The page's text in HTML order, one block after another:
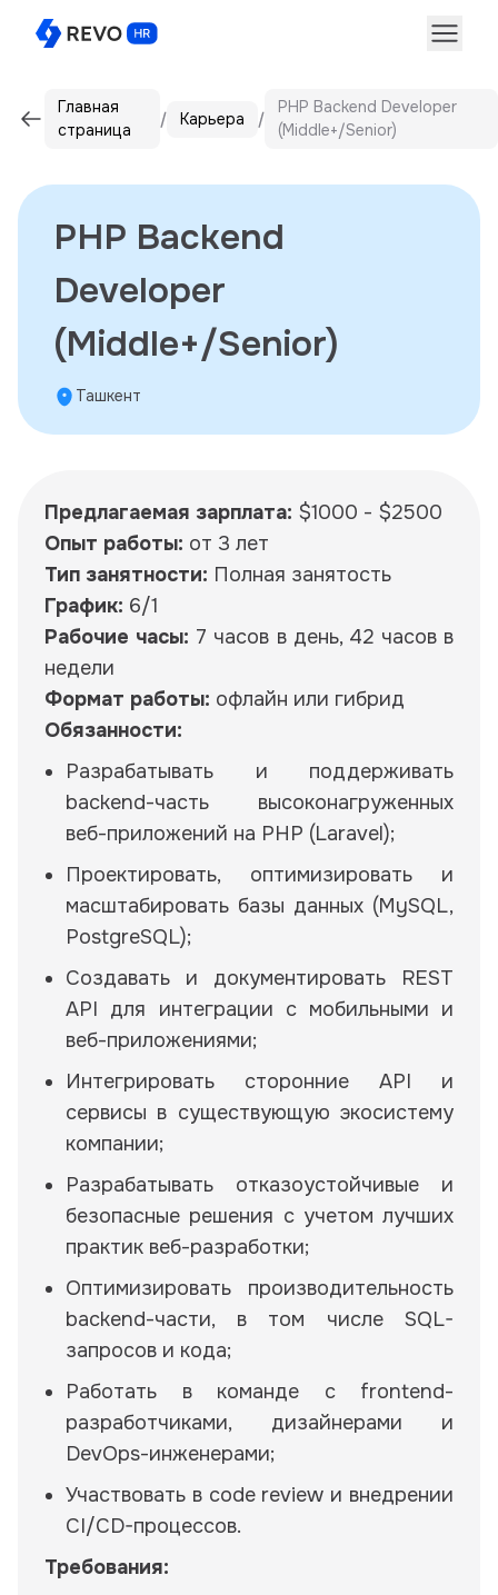
Главная
страница
Карьера
PHP Backend Developer
(Middle+/Senior)
PHP Backend
Developer
(Middle+/Senior)
Ташкент
Предлагаемая зарплата: $1000 - $2500
Опыт работы: от 3 лет
Тип занятности: Полная занятость
График: 6/1
Рабочие часы: 7 часов в день, 42 часов в
недели
Формат работы: офлайн или гибрид
Обязанности:
Разрабатывать и поддерживать
backend-часть высоконагруженных
веб-приложений на PHP (Laravel);
Проектировать, оптимизировать и
масштабировать базы данных (MySQL,
PostgreSQL);
Создавать и документировать REST
API для интеграции с мобильными и
веб-приложениями;
Интегрировать сторонние API и
сервисы в существующую экосистему
компании;
Разрабатывать отказоустойчивые и
безопасные решения с учетом лучших
практик веб-разработки;
Оптимизировать производительность
backend-части, в том числе SQL-
запросов и кода;
Работать в команде с frontend-
разработчиками, дизайнерами и
DevOps-инженерами;
Участвовать в code review и внедрении
CI/CD-процессов.
Требования: